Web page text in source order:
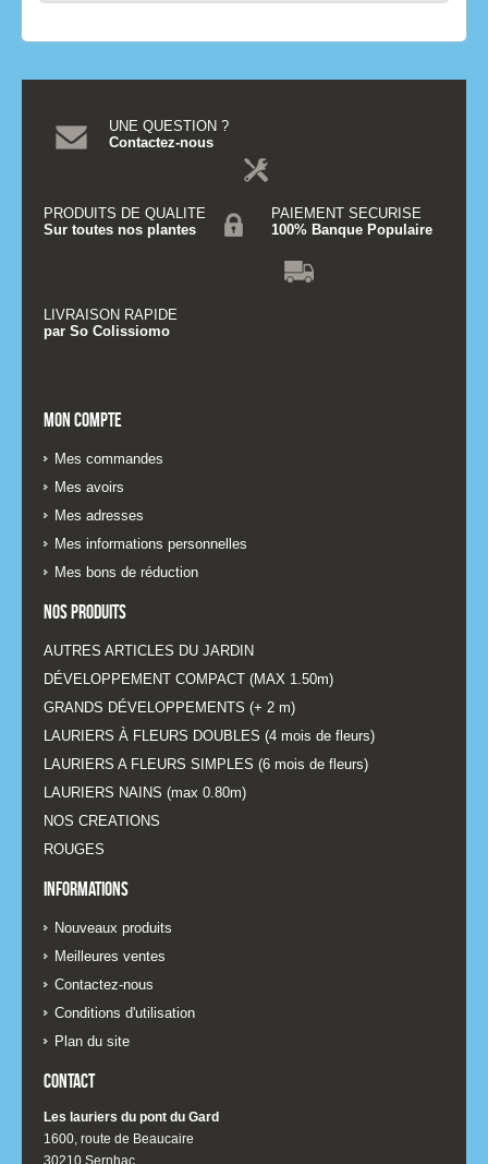
UNE QUESTION ?
Contactez-nous
PRODUITS DE QUALITE
Sur toutes nos plantes
PAIEMENT SECURISE
100% Banque Populaire
LIVRAISON RAPIDE
par So Colissiomo
Mon compte
Mes commandes
Mes avoirs
Mes adresses
Mes informations personnelles
Mes bons de réduction
Nos produits
AUTRES ARTICLES DU JARDIN
DÉVELOPPEMENT COMPACT (MAX 1.50m)
GRANDS DÉVELOPPEMENTS (+ 2 m)
LAURIERS À FLEURS DOUBLES (4 mois de fleurs)
LAURIERS A FLEURS SIMPLES (6 mois de fleurs)
LAURIERS NAINS (max 0.80m)
NOS CREATIONS
ROUGES
Informations
Nouveaux produits
Meilleures ventes
Contactez-nous
Conditions d'utilisation
Plan du site
Contact
Les lauriers du pont du Gard
1600, route de Beaucaire
30210 Sernhac